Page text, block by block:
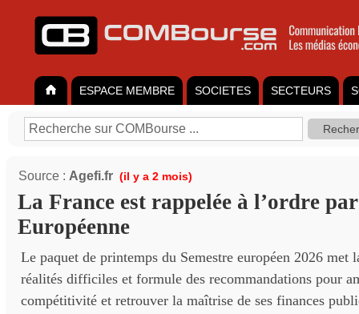
ESPACE MEMBRE SOCIETES SECTEURS
Source : Agefi.fr (il y a 2 mois)
La France est rappelée à l’ordre
Européenne
Le paquet de printemps du Semestre européen 2026 met
réalités difficiles et formule des recommandations pour
compétitivité et retrouver la maîtrise de ses finances